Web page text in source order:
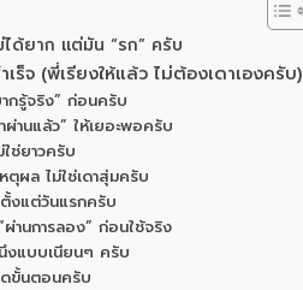
ได้ยาก แต่มัน “รก” ครับ
ร็จ (พี่เรียงให้แล้ว ไม่ต้องเดาเองครับ)
ากรู้จริง” ก่อนครับ
ผ่านแล้ว” ให้เยอะพอครับ
ช่ยาวครับ
ผล ไม่ใช่เดาสุ่มครับ
งแต่วันแรกครับ
านการลอง” ก่อนใช้จริง
งแบบเนียนๆ ครับ
ขั้นตอนครับ